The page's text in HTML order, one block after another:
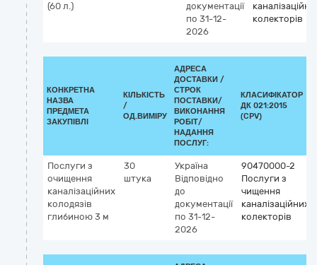
(60 л.)
документації
по 31-12-
2026
колекторів
КОНКРЕТНА
НАЗВА
ПРЕДМЕТА
ЗАКУПІВЛІ
КІЛЬКІСТЬ
/
ОД.ВИМІРУ
АДРЕСА
ДОСТАВКИ /
СТРОК
ПОСТАВКИ/
ВИКОНАННЯ
РОБІТ/
НАДАННЯ
ПОСЛУГ:
КЛАСИФІКАТОР
ДК 021:2015
(CPV)
Послуги з
очищення
каналізаційних
колодязів
глибиною 3 м
30
штука
Україна
Відповідно
до
документації
по 31-12-
2026
90470000-2
Послуги з
чищення
каналізаційних
колекторів